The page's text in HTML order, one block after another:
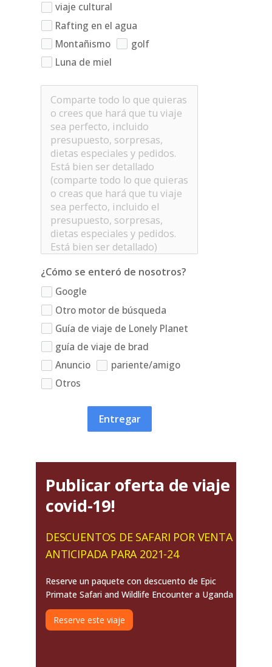
viaje cultural
Rafting en el agua
Montañismo
golf
Luna de miel
¿Cómo se enteró de nosotros?
Google
Otro motor de búsqueda
Guía de viaje de Lonely Planet
guía de viaje de brad
Anuncio
pariente/amigo
Otros
Entregar
Publicar oferta de viaje
covid-19!
DESCUENTOS DE SAFARI POR VENTA
ANTICIPADA PARA 2021-24
Reserve un paquete con descuento de Epic
Primate Safari and Wildlife Encounter a Uganda
Reserve este viaje